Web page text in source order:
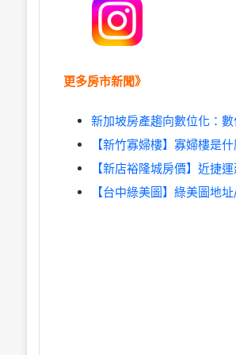
更多房市新聞》
新加坡房產趨向數位化：
【新竹寡婦樓】寡婦樓是
【新店裕隆城房價】近捷
【台中綠美圖】綠美圖地